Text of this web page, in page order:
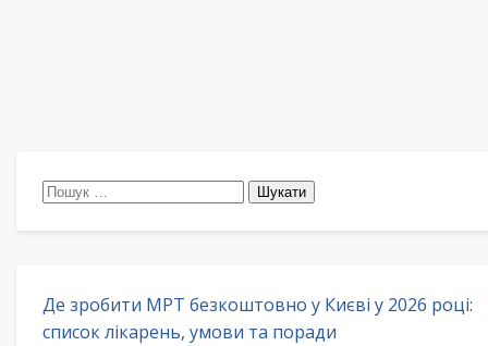
Пошук:
Де зробити МРТ безкоштовно у Києві у 2026 році:
список лікарень, умови та поради